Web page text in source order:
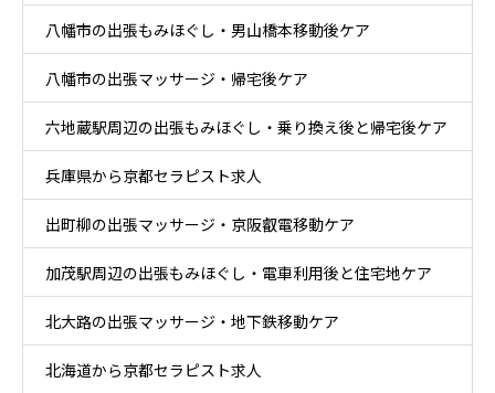
八幡市の出張もみほぐし・男山橋本移動後ケア
八幡市の出張マッサージ・帰宅後ケア
六地蔵駅周辺の出張もみほぐし・乗り換え後と帰宅後ケア
兵庫県から京都セラピスト求人
出町柳の出張マッサージ・京阪叡電移動ケア
加茂駅周辺の出張もみほぐし・電車利用後と住宅地ケア
北大路の出張マッサージ・地下鉄移動ケア
北海道から京都セラピスト求人